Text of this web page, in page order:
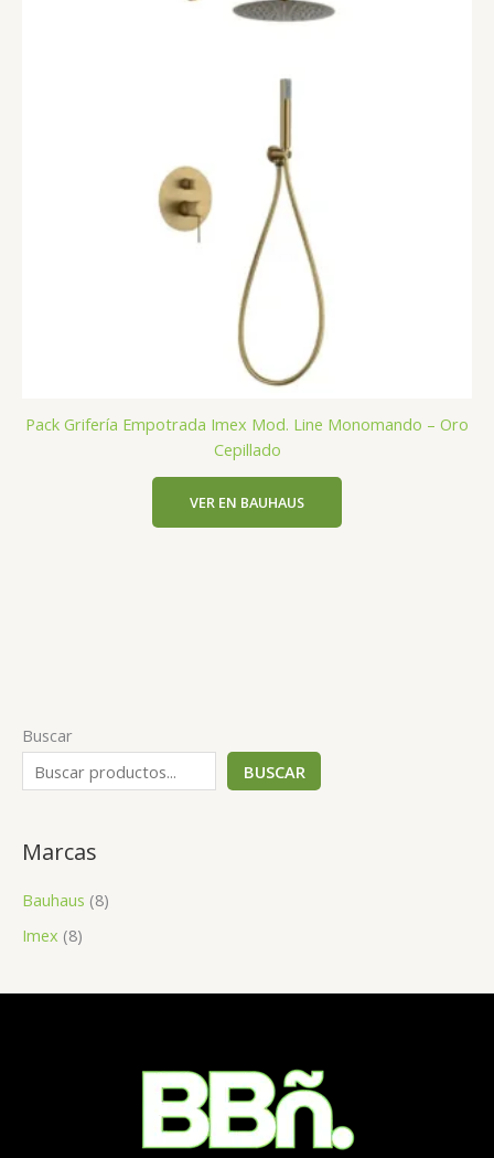
Buscar
BUSCAR
Marcas
Bauhaus (8)
Imex (8)
Pack Grifería Empotrada Imex Mod. Line Monomando – Oro
Cepillado
VER EN BAUHAUS